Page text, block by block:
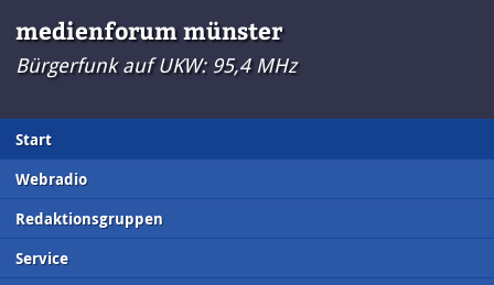
medienforum münster
Bürgerfunk auf UKW: 95,4 MHz
Start
Webradio
Redaktionsgruppen
Service